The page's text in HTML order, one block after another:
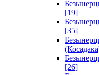
[19]
[35]
[26]